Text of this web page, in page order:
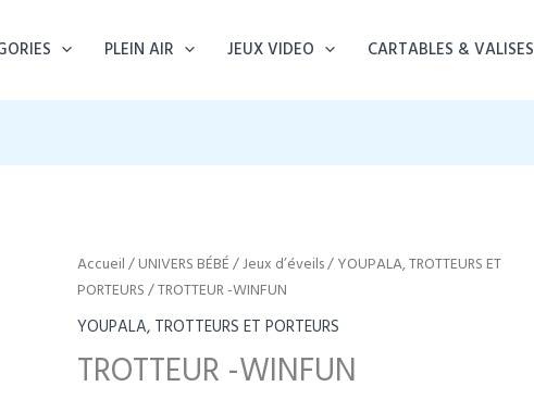
PLEIN AIR JEUX VIDEO CARTABLES & VALISES
Accueil/UNIVERS BÉBÉ/Jeux d’éveils/YOUPALA, TROTTEURS ET
PORTEURS/ TROTTEUR -WINFUN
YOUPALA, TROTTEURS ET PORTEURS
TROTTEUR -WINFUN